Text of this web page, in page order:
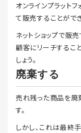
オンラインプラット
て販売することができ
ネットショップで販
顧客にリーチするこ
しょう。
廃棄する
売れ残った商品を廃
す。
しかし、これは最終